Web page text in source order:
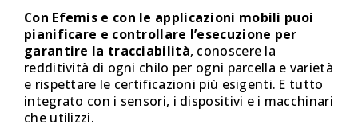
Con Efemis e con le applicazioni mobili puoi
pianificare e controllare l’esecuzione per
garantire la tracciabilità, conoscere la
redditività di ogni chilo per ogni parcella e varietà
e rispettare le certificazioni più esigenti. E tutto
integrato con i sensori, i dispositivi e i macchinari
che utilizzi.